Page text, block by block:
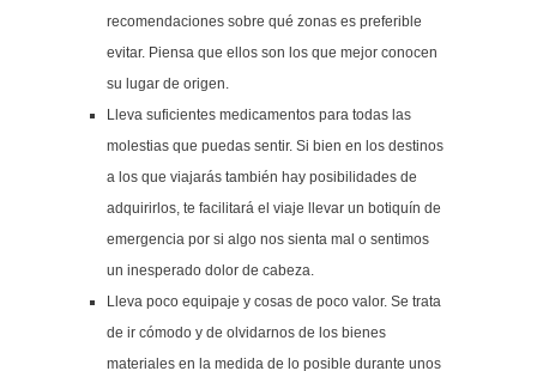
recomendaciones sobre qué zonas es preferible
evitar. Piensa que ellos son los que mejor conocen
su lugar de origen.
Lleva suficientes medicamentos para todas las
molestias que puedas sentir. Si bien en los destinos
a los que viajarás también hay posibilidades de
adquirirlos, te facilitará el viaje llevar un botiquín de
emergencia por si algo nos sienta mal o sentimos
un inesperado dolor de cabeza.
Lleva poco equipaje y cosas de poco valor. Se trata
de ir cómodo y de olvidarnos de los bienes
materiales en la medida de lo posible durante unos